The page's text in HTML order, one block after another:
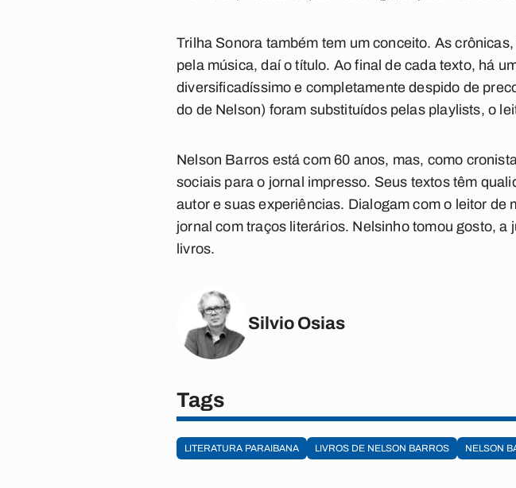
Trilha Sonora também tem um conceito. As
pela música, daí o título. Ao final de cada texto, há
diversificadíssimo e completamente despido de
do de Nelson) foram substituídos pelas playlists, o
Nelson Barros está com 60 anos, mas, como
sociais para o jornal impresso. Seus textos têm
autor e suas experiências. Dialogam com o leitor
jornal com traços literários. Nelsinho tomou gosto,
livros.
Silvio Osias
Tags
LITERATURA PARAIBANA LIVROS DE NELSON BARROS NELSON